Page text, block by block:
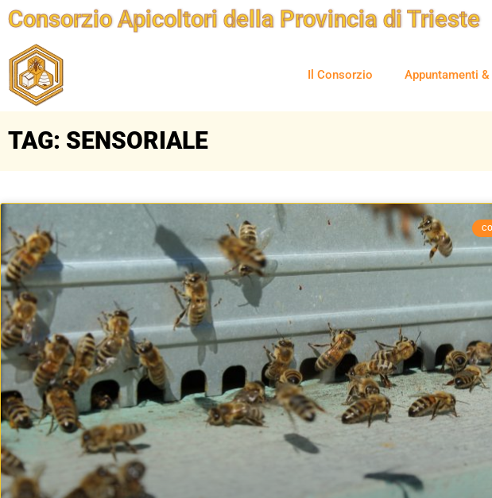
Consorzio Apicoltori della Provincia di Trieste
Il Consorzio Appuntamenti
TAG: SENSORIALE